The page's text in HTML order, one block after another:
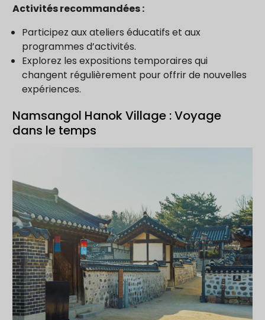
Activités recommandées :
Participez aux ateliers éducatifs et aux
programmes d’activités.
Explorez les expositions temporaires qui
changent régulièrement pour offrir de nouvelles
expériences.
Namsangol Hanok Village : Voyage
dans le temps